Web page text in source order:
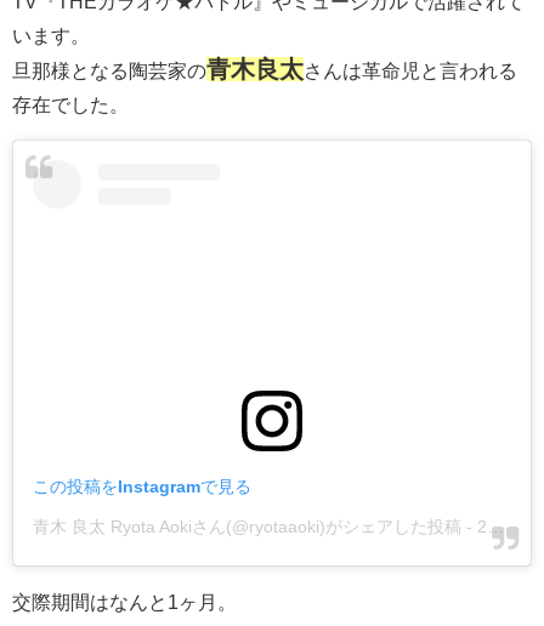
います。
旦那様となる陶芸家の青木良太さんは革命児と言われる
存在でした。
この投稿をInstagramで見る
青木 良太 Ryota Aokiさん(@ryotaaoki)がシェアした投稿 - 2018年10月月11日午後6時08分PDT
交際期間はなんと1ヶ月。